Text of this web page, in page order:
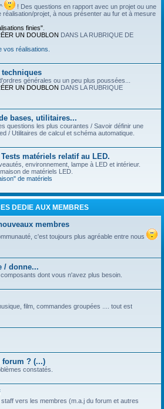
! Des questions en rapport avec un projet ou une
réalisation/projet, à nous présenter au fur et à mesure
finies"
UN DOUBLON DANS LA RUBRIQUE DE
vos réalisations.
générales ou un peu plus poussées...
UN DOUBLON DANS LA RUBRIQUE
bases, utilitaires...
questions les plus courantes / Savoir définir une
/ Utilitaires de calcul et schéma automatique.
matériels relatif au LED.
environnement, lampe à LED et intérieur.
maison de matériels LED.
de matériels
DEDIE AUX MEMBRES
membres
c'est toujours plus agréable entre nous
/ donne...
dont vous n'avez plus besoin.
film, commandes groupées .... tout est
forum ? (...)
constatés.
vers les membres (m.a.j du forum et autres